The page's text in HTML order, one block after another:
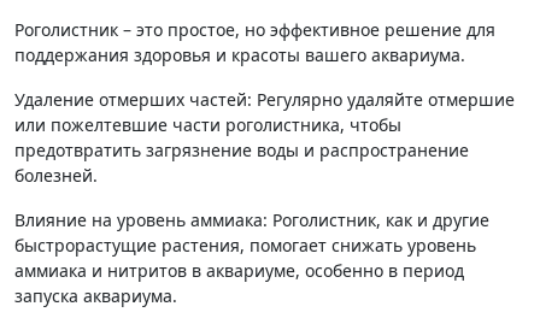
Роголистник – это простое, но эффективное решение для
поддержания здоровья и красоты вашего аквариума.
Удаление отмерших частей: Регулярно удаляйте отмершие
или пожелтевшие части роголистника, чтобы
предотвратить загрязнение воды и распространение
болезней.
Влияние на уровень аммиака: Роголистник, как и другие
быстрорастущие растения, помогает снижать уровень
аммиака и нитритов в аквариуме, особенно в период
запуска аквариума.